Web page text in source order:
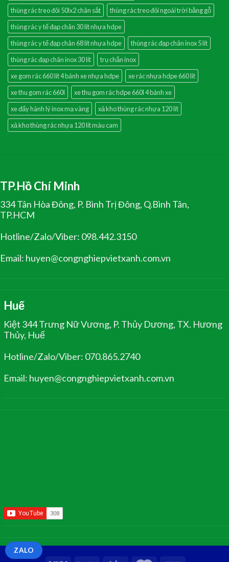
thùng rác treo đôi 50lx2 chân sắt
thùng rác treo đôi ngoài trời bằng gỗ
thùng rác y tế đạp chân 30 lít nhựa hdpe
thùng rác y tế đạp chân 68 lít nhựa hdpe
thùng rác đạp chân inox 5 lít
thùng rác đạp chân inox 30 lít
trụ chắn inox
xe gom rác 660 lít 4 bánh xe nhựa hdpe
xe rác nhựa hdpe 660 lít
xe thu gom rác 660l
xe thu gom rác hdpe 660l 4 bánh xe
xe đẩy hành lý inox mạ vàng
xả kho thùng rác nhựa 120 lít
xả kho thùng rác nhựa 120 lít màu cam
TP.Hồ Chí Minh
334 Tân Hòa Đông, P. Bình Trị Đông, Q.Bình Tân,
TP.HCM
Hotline/Zalo/Viber: 098.442.3150
Email: huyen@congnghiepvietxanh.com.vn
Huế
Kiệt 344 Trưng Nữ Vương, P. Thủy Dương, TX. Hương
Thủy, Huế
Hotline/Zalo/Viber: 070.865.2740
Email: huyen@congnghiepvietxanh.com.vn
ZALO